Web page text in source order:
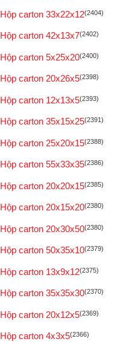
Hộp carton 33x22x12(2404)
Hộp carton 42x13x7(2402)
Hộp carton 5x25x20(2400)
Hộp carton 20x26x5(2398)
Hộp carton 12x13x5(2393)
Hộp carton 35x15x25(2391)
Hộp carton 25x20x15(2388)
Hộp carton 55x33x35(2386)
Hộp carton 20x20x15(2385)
Hộp carton 20x15x20(2380)
Hộp carton 20x30x50(2380)
Hộp carton 50x35x10(2379)
Hộp carton 13x9x12(2375)
Hộp carton 35x35x30(2370)
Hộp carton 20x12x5(2369)
Hộp carton 4x3x5(2366)